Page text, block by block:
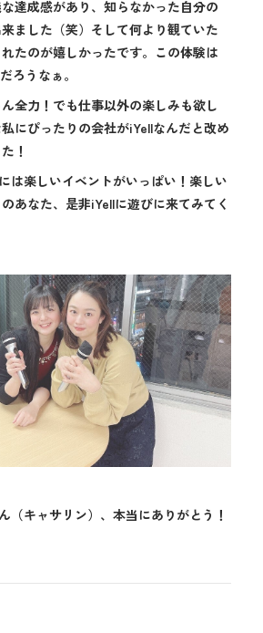
達成感があり、知らなかった自分の
ました（笑）そして何より観ていた
たのが嬉しかったです。この体験は
ろうなぁ。
全力！でも仕事以外の楽しみも欲し
にぴったりの会社がiYellなんだと改め
！
は楽しいイベントがいっぱい！楽しい
あなた、是非iYellに遊びに来てみてく
（キャサリン）、本当にありがとう！